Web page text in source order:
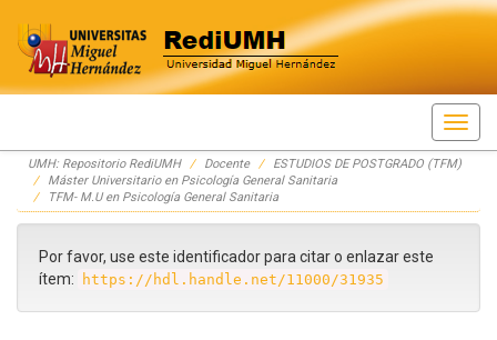
Skip
navigation
UMH: Repositorio RediUMH Docente
ESTUDIOS DE POSTGRADO (TFM)
Máster Universitario en Psicología General Sanitaria
TFM- M.U en Psicología General Sanitaria
Por favor, use este identificador para citar o enlazar este
ítem:
https://hdl.handle.net/11000/31935